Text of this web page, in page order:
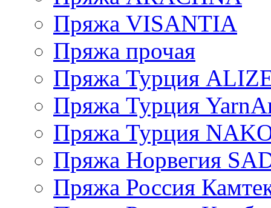
Пряжа VISANTIA
Пряжа прочая
Пряжа Турция
Пряжа Турция
Пряжа Турция
Пряжа Норвегия
Пряжа Россия